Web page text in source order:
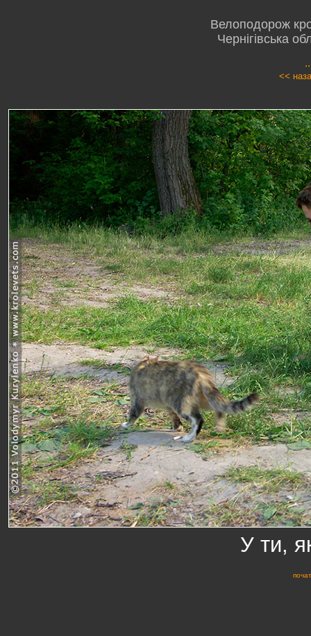
Велоподорож
Чернігівська
<<
У ти,